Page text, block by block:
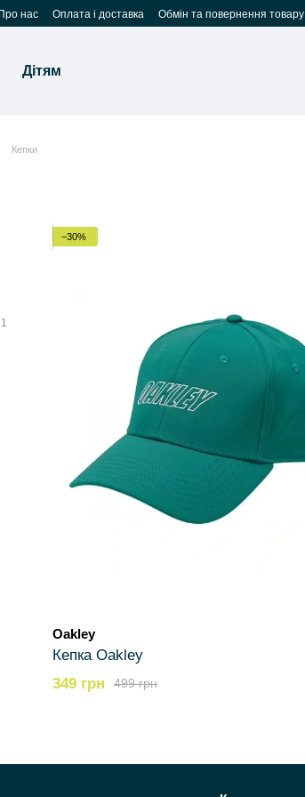
Про нас Оплата і доставка Обмін та повернення товару
Дітям
Кепки
−30%
Oakley
Кепка Oakley
499 грн
349 грн
1